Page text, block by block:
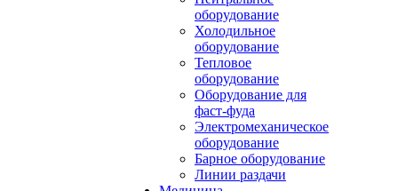
оборудование
Холодильное
оборудование
Тепловое
оборудование
Оборудование для
фаст-фуда
Электромеханическое
оборудование
Барное оборудование
Линии раздачи